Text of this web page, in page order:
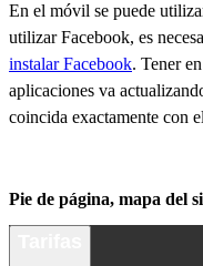
En el móvil se puede
utilizar Facebook, es
instalar Facebook. Tener
aplicaciones va
coincida exactamente con
Pie de página, mapa del